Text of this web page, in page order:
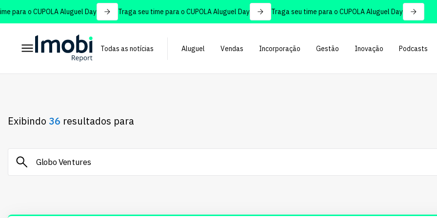
o CUPOLA Aluguel Day Traga seu time para o CUPOLA Aluguel Day Traga seu time para o CUPOLA Aluguel Day
Todas as notícias Aluguel Vendas Incorporação Gestão Inovação Podcasts
Exibindo 36 resultados para